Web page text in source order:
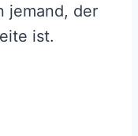
jemand, der
ist.